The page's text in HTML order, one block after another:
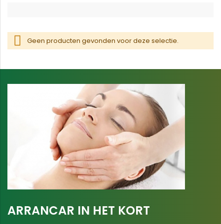
Geen producten gevonden voor deze selectie.
ARRANCAR IN HET KORT